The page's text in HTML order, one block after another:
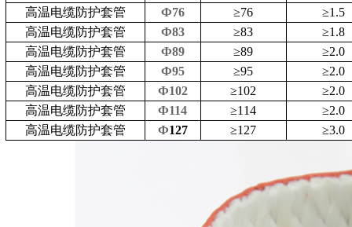
高温电缆防护套管
Ф76 ≥76 ≥1.5
高温电缆防护套管
Ф83 ≥83 ≥1.8
高温电缆防护套管
Ф89 ≥89 ≥2.0
高温电缆防护套管
Ф95 ≥95 ≥2.0
高温电缆防护套管
Ф102 ≥102 ≥2.0
高温电缆防护套管
Ф114 ≥114 ≥2.0
高温电缆防护套管
Ф127 ≥127 ≥3.0